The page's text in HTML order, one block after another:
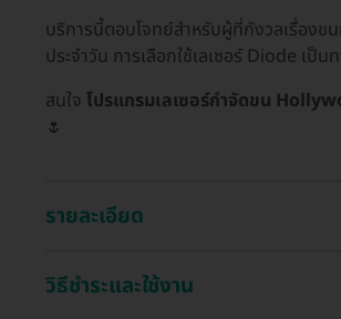
บริการนี้ตอบโจทย์สำหรับผู้ที่กังวลเรื่อง
ประจำวัน การเลือกใช้เลเซอร์ Diode เป็
สนใจ โปรแกรมเลเซอร์กำจัดขน
🌷
รายละเอียด
วิธีชำระและใช้งาน